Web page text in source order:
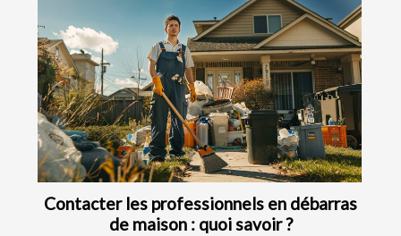
Contacter les professionnels en débarras
de maison : quoi savoir ?